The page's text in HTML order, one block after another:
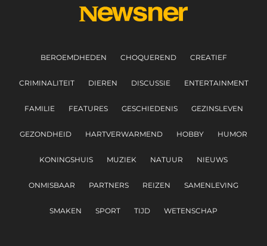
BEROEMDHEDEN CHOQUEREND CREATIEF
CRIMINALITEIT DIEREN DISCUSSIE ENTERTAINMENT
FAMILIE FEATURES GESCHIEDENIS GEZINSLEVEN
GEZONDHEID HARTVERWARMEND HOBBY HUMOR
KONINGSHUIS MUZIEK NATUUR NIEUWS
ONMISBAAR PARTNERS REIZEN SAMENLEVING
SMAKEN SPORT TIJD WETENSCHAP